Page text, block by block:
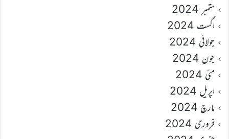
ستمبر 2024
اگست 2024
جولائی 2024
جون 2024
مئی 2024
اپریل 2024
مارچ 2024
فروری 2024